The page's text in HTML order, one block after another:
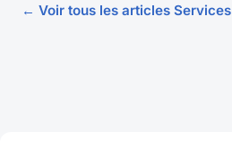
← Voir tous les articles Services